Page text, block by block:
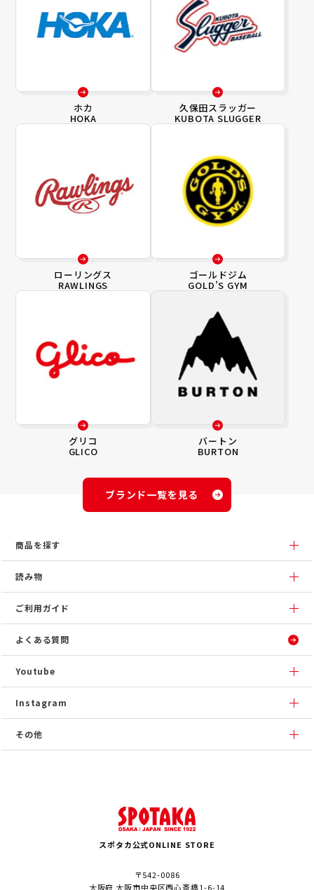
ホカ
HOKA
久保田スラッガー
KUBOTA SLUGGER
ローリングス
RAWLINGS
ゴールドジム
GOLD’S GYM
グリコ
GLICO
バートン
BURTON
ブランド一覧を見る
商品を探す
読み物
ご利用ガイド
よくある質問
Youtube
Instagram
その他
スポタカ公式ONLINE STORE
〒542-0086
大阪府 大阪市中央区西心斎橋1-6-14